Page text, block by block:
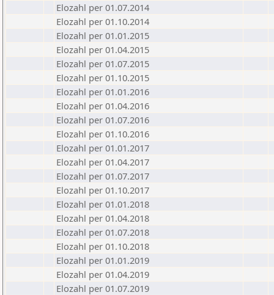
Elozahl per 01.07.2014
Elozahl per 01.10.2014
Elozahl per 01.01.2015
Elozahl per 01.04.2015
Elozahl per 01.07.2015
Elozahl per 01.10.2015
Elozahl per 01.01.2016
Elozahl per 01.04.2016
Elozahl per 01.07.2016
Elozahl per 01.10.2016
Elozahl per 01.01.2017
Elozahl per 01.04.2017
Elozahl per 01.07.2017
Elozahl per 01.10.2017
Elozahl per 01.01.2018
Elozahl per 01.04.2018
Elozahl per 01.07.2018
Elozahl per 01.10.2018
Elozahl per 01.01.2019
Elozahl per 01.04.2019
Elozahl per 01.07.2019